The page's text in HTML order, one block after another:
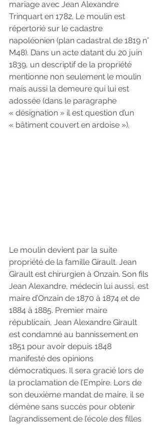
mariage avec Jean Alexandre
Trinquart en 1782. Le moulin est
répertorié sur le cadastre
napoléonien (plan cadastral de 1819 n°
M48). Dans un acte datant du 20 juin
1839, un descriptif de la propriété
mentionne non seulement le moulin
mais aussi la demeure qui lui est
adossée (dans le paragraphe
« désignation » il est question d’un
« bâtiment couvert en ardoise »).
Le moulin devient par la suite
propriété de la famille Girault. Jean
Girault est chirurgien à Onzain. Son fils
Jean Alexandre, médecin lui aussi, est
maire d’Onzain de 1870 à 1874 et de
1884 à 1885. Premier maire
républicain, Jean Alexandre Girault
est condamné au bannissement en
1851 pour avoir depuis 1848
manifesté des opinions
démocratiques. Il sera gracié lors de
la proclamation de l’Empire. Lors de
son deuxième mandat de maire, il se
démène sans succès pour obtenir
l’agrandissement de l’école des filles